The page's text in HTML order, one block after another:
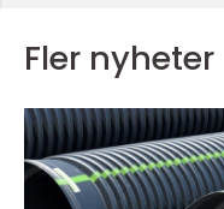
Fler nyheter